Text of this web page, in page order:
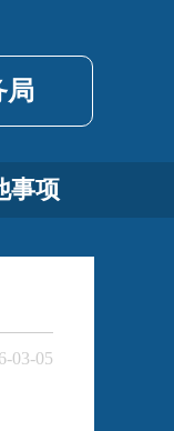
局
事项
03-05